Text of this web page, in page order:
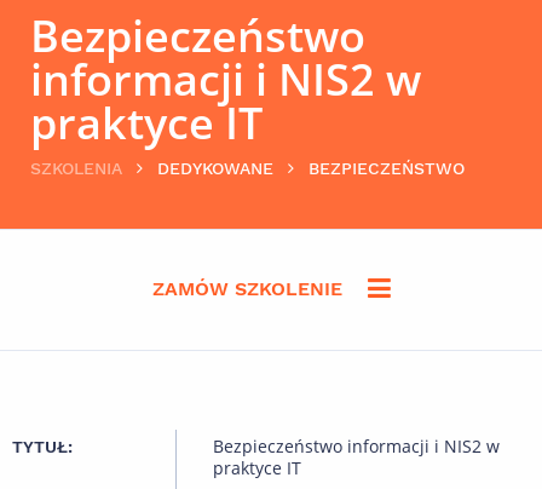
Bezpieczeństwo
informacji i NIS2 w
praktyce IT
SZKOLENIA DEDYKOWANE BEZPIECZEŃSTWO
ZAMÓW SZKOLENIE
TYTUŁ:
Bezpieczeństwo informacji i NIS2 w
praktyce IT